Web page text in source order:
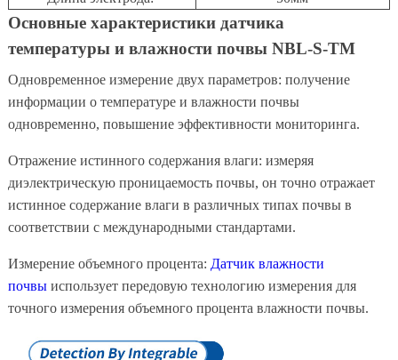
Основные характеристики датчика
температуры и влажности почвы NBL-S-TM
Одновременное измерение двух параметров: получение
информации о температуре и влажности почвы
одновременно, повышение эффективности мониторинга.
Отражение истинного содержания влаги: измеряя
диэлектрическую проницаемость почвы, он точно отражает
истинное содержание влаги в различных типах почвы в
соответствии с международными стандартами.
Измерение объемного процента: Датчик влажности
почвыиспользует передовую технологию измерения для
точного измерения объемного процента влажности почвы.